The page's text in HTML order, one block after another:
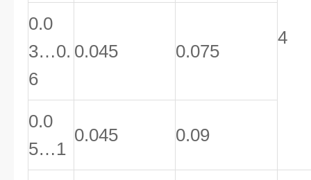
4
0.0
3…0.
6
0.045 0.075
0.0
5…1
0.045 0.09